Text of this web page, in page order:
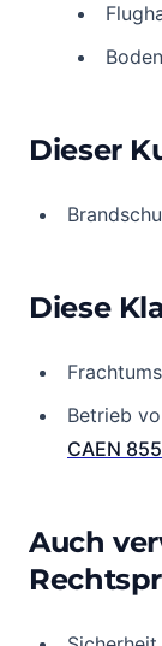
Dieser
Diese
Betrieb
CAEN
Auch